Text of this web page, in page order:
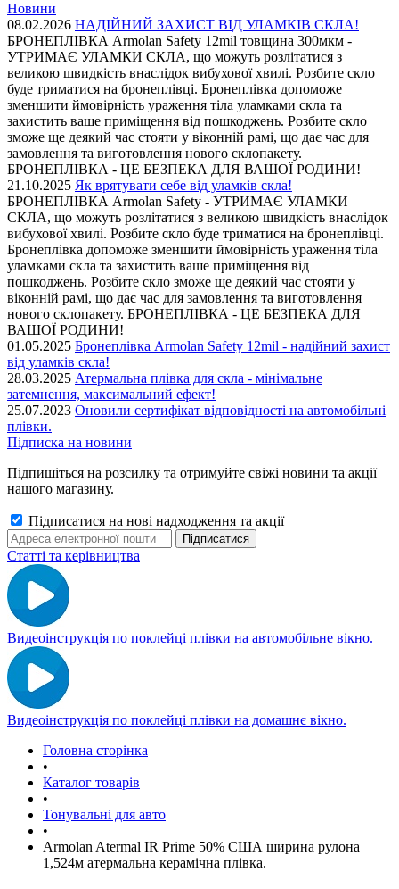
Новини
08.02.2026 НАДІЙНИЙ ЗАХИСТ ВІД УЛАМКІВ СКЛА!
БРОНЕПЛІВКА Armolan Safety 12mil товщина 300мкм -
УТРИМАЄ УЛАМКИ СКЛА, що можуть розлітатися з
великою швидкість внаслідок вибухової хвилі. Розбите скло
буде триматися на бронеплівці. Бронеплівка допоможе
зменшити ймовірність ураження тіла уламками скла та
захистить ваше приміщення від пошкоджень. Розбите скло
зможе ще деякий час стояти у віконній рамі, що дає час для
замовлення та виготовлення нового склопакету.
БРОНЕПЛІВКА - ЦЕ БЕЗПЕКА ДЛЯ ВАШОЇ РОДИНИ!
21.10.2025 Як врятувати себе від уламків скла!
БРОНЕПЛІВКА Armolan Safety - УТРИМАЄ УЛАМКИ
СКЛА, що можуть розлітатися з великою швидкість внаслідок
вибухової хвилі. Розбите скло буде триматися на бронеплівці.
Бронеплівка допоможе зменшити ймовірність ураження тіла
уламками скла та захистить ваше приміщення від
пошкоджень. Розбите скло зможе ще деякий час стояти у
віконній рамі, що дає час для замовлення та виготовлення
нового склопакету. БРОНЕПЛІВКА - ЦЕ БЕЗПЕКА ДЛЯ
ВАШОЇ РОДИНИ!
01.05.2025 Бронеплівка Armolan Safety 12mil - надійний захист
від уламків скла!
28.03.2025 Атермальна плівка для скла - мінімальне
затемнення, максимальний ефект!
25.07.2023 Оновили сертифікат відповідності на автомобільні
плівки.
Підписка на новини
Підпишіться на розсилку та отримуйте свіжі новини та акції
нашого магазину.
Підписатися на нові надходження та акції
Статті та керівництва
Видеоінструкція по поклейці плівки на автомобільне вікно.
Видеоінструкція по поклейці плівки на домашнє вікно.
Головна сторінка
•
Каталог товарів
•
Тонувальні для авто
•
Armolan Atermal IR Prime 50% США ширина рулона
1,524м атермальна керамічна плівка.